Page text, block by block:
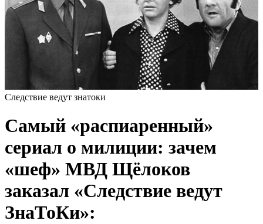
Следствие ведут знатоки
Самый «распиаренный»
сериал о милиции: зачем
«шеф» МВД Щёлоков
заказал «Следствие ведут
ЗнаТоКи»: